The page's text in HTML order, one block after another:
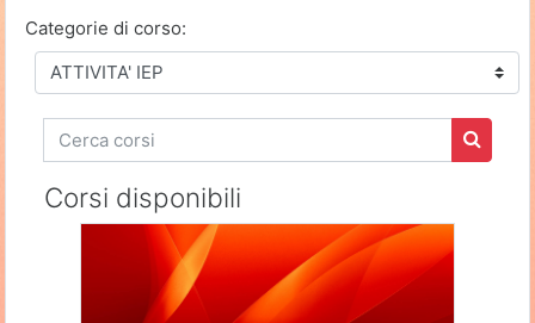
Categorie di corso:
Cerca corsi
Cerca
Corsi disponibili